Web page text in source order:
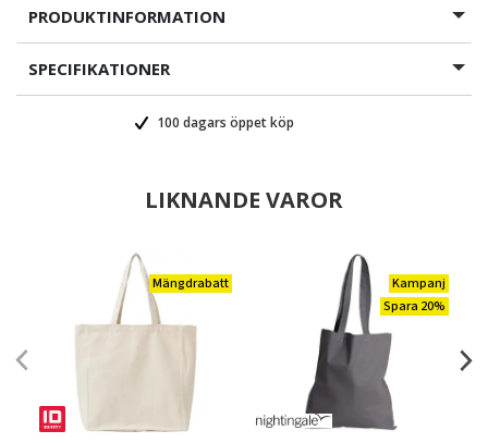
PRODUKTINFORMATION
SPECIFIKATIONER
100 dagars öppet köp
LIKNANDE VAROR
Mängdrabatt
Kampanj
Spara 20%